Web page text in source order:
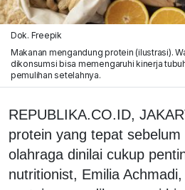
Dok. Freepik
Makanan mengandung protein (ilustrasi).
dikonsumsi bisa memengaruhi kinerja
pemulihan setelahnya.
REPUBLIKA.CO.ID,
protein yang tepat sebelum
olahraga dinilai cukup
nutritionist, Emilia